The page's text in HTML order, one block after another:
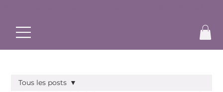
Tous les posts